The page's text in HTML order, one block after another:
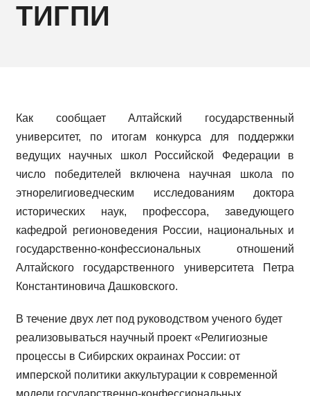
ТИГПИ
Как сообщает Алтайский государственный
университет, по итогам конкурса для поддержки
ведущих научных школ Российской Федерации в
число победителей включена научная школа по
этнорелигиоведческим исследованиям доктора
исторических наук, профессора, заведующего
кафедрой регионоведения России, национальных и
государственно-конфессиональных отношений
Алтайского государственного университета Петра
Константиновича Дашковского.
В течение двух лет под руководством ученого будет
реализовываться научный проект «Религиозные
процессы в Сибирских окраинах России: от
имперской политики аккультурации к современной
модели государственно-конфессиональных